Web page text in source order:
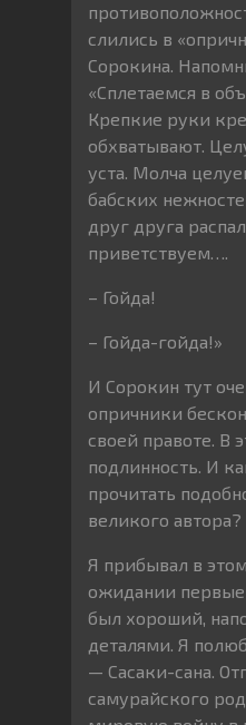
слились в
Сорокина.
«Сплетаемся в
Крепкие руки
обхватывают.
уста. Молча
бабских
друг друга
приветствуем….
– Гойда!
– Гойда-гойда!»
И Сорокин тут
опричники
своей правоте. В
подлинность. И
прочитать
великого автора?
Я прибывал в
ожидании первые
был хороший,
деталями. Я
— Сасаки-сана.
самурайского